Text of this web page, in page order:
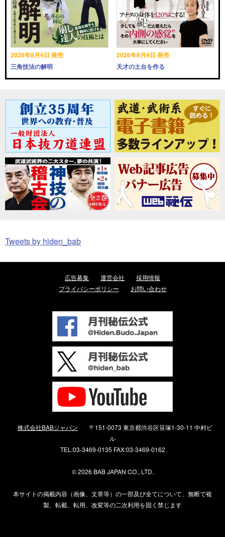
2026年8月4日 発売
三角技法の解明
2026年8月4日 発売
天才の土台を作る
Tweets by hiden_bab
広告募集 運営会社
採用情報
プライバシーポリシー
お問い合わせ
株式会社BABジャパン
〒151-0073 東京都渋谷区笹塚1-30-11 中村ビ
ル
TEL:03-3469-0135 FAX:03-3469-0162
©2026 BAB JAPAN CO., LTD.
本サイトの掲載内容（画像、文章等）の一部及び全てについて、無断で複
製、転載、転用、改変等の二次利用を固く禁じます